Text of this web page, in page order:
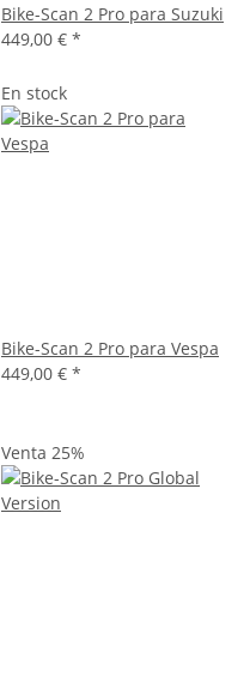
Bike-Scan 2 Pro para Suzuki
449,00 € *
En stock
Bike-Scan 2 Pro para Vespa
449,00 € *
Venta 25%